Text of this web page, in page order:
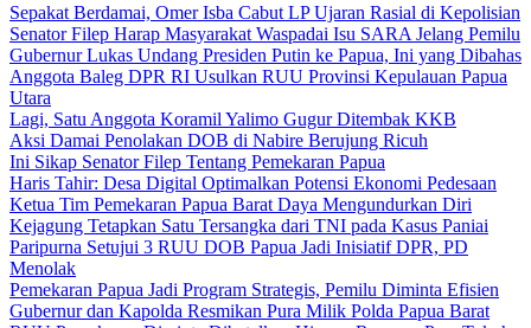
Sepakat Berdamai, Omer Isba Cabut LP Ujaran Rasial di Kepolisian
Senator Filep Harap Masyarakat Waspadai Isu SARA Jelang Pemilu
Gubernur Lukas Undang Presiden Putin ke Papua, Ini yang Dibahas
Anggota Baleg DPR RI Usulkan RUU Provinsi Kepulauan Papua
Utara
Lagi, Satu Anggota Koramil Yalimo Gugur Ditembak KKB
Aksi Damai Penolakan DOB di Nabire Berujung Ricuh
Ini Sikap Senator Filep Tentang Pemekaran Papua
Haris Tahir: Desa Digital Optimalkan Potensi Ekonomi Pedesaan
Ketua Tim Pemekaran Papua Barat Daya Mengundurkan Diri
Kejagung Tetapkan Satu Tersangka dari TNI pada Kasus Paniai
Paripurna Setujui 3 RUU DOB Papua Jadi Inisiatif DPR, PD
Menolak
Pemekaran Papua Jadi Program Strategis, Pemilu Diminta Efisien
Gubernur dan Kapolda Resmikan Pura Milik Polda Papua Barat